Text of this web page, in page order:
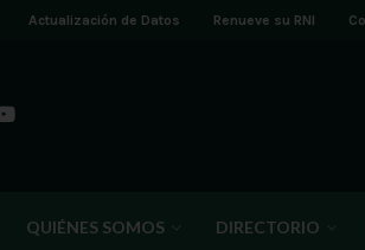
Actualización de Datos Renueve su RNI
QUIÉNES SOMOS DIRECTORIO